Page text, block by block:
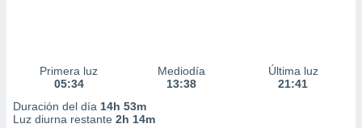
Primera luz
05:34
Mediodía
13:38
Última luz
21:41
Duración del día 14h 53m
Luz diurna restante 2h 14m